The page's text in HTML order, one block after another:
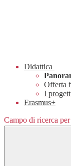
Didattica
Offerta
I
Erasmus+
Campo di ricerca